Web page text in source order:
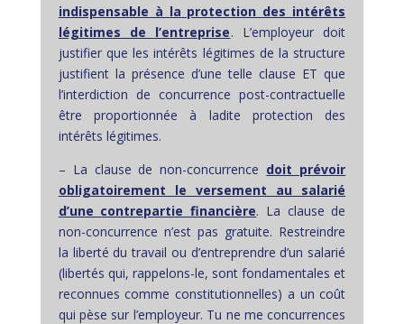
indispensable à la protection des intérêts
légitimes de l’entreprise. L’employeur doit
justifier que les intérêts légitimes de la structure
justifient la présence d’une telle clause ET que
l’interdiction de concurrence post-contractuelle
être proportionnée à ladite protection des
intérêts légitimes.
– La clause de non-concurrence doit prévoir
obligatoirement le versement au salarié
d’une contrepartie financière. La clause de
non-concurrence n’est pas gratuite. Restreindre
la liberté du travail ou d’entreprendre d’un salarié
(libertés qui, rappelons-le, sont fondamentales et
reconnues comme constitutionnelles) a un coût
qui pèse sur l’employeur. Tu ne me concurrences